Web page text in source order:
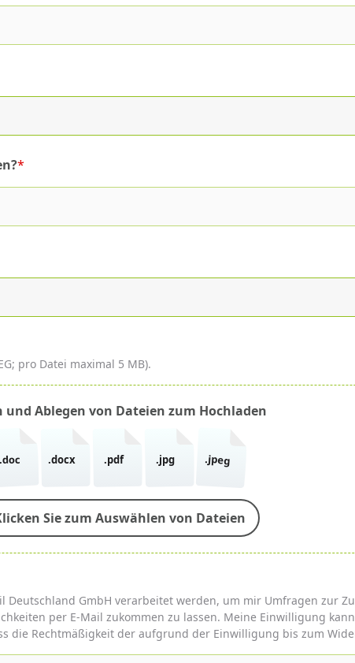
*
pro Datei maximal 5 MB).
und Ablegen von Dateien zum Hochladen
.doc .docx .pdf .jpg .jpeg
Sie zum Auswählen von Dateien
GmbH verarbeitet werden, um mir Umfragen zur
per E-Mail zukommen zu lassen. Meine Einwilligung
die Rechtmäßigkeit der aufgrund der Einwilligung bis zum